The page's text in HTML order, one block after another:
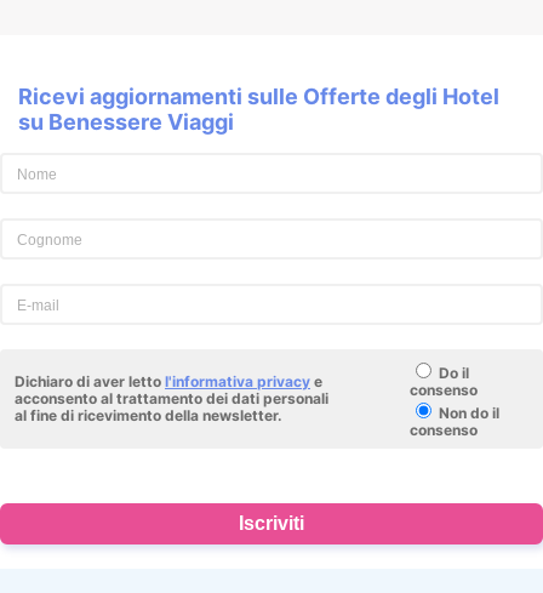
Ricevi aggiornamenti sulle Offerte degli Hotel
su Benessere Viaggi
Dichiaro di aver letto l'informativa privacy e
acconsento al trattamento dei dati personali
al fine di ricevimento della newsletter.
Do il
consenso
Non do il
consenso
Iscriviti